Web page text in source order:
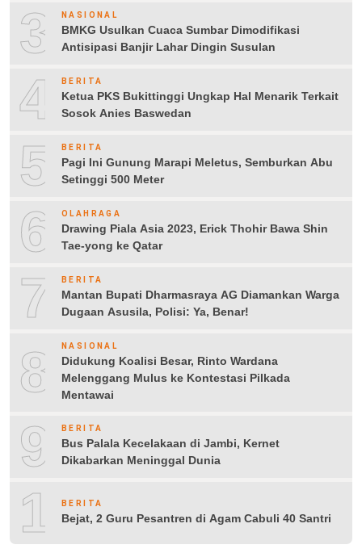
3 NASIONAL
BMKG Usulkan Cuaca Sumbar Dimodifikasi
Antisipasi Banjir Lahar Dingin Susulan
4 BERITA
Ketua PKS Bukittinggi Ungkap Hal Menarik Terkait
Sosok Anies Baswedan
5 BERITA
Pagi Ini Gunung Marapi Meletus, Semburkan Abu
Setinggi 500 Meter
6 OLAHRAGA
Drawing Piala Asia 2023, Erick Thohir Bawa Shin
Tae-yong ke Qatar
7 BERITA
Mantan Bupati Dharmasraya AG Diamankan Warga
Dugaan Asusila, Polisi: Ya, Benar!
8 NASIONAL
Didukung Koalisi Besar, Rinto Wardana
Melenggang Mulus ke Kontestasi Pilkada
Mentawai
9 BERITA
Bus Palala Kecelakaan di Jambi, Kernet
Dikabarkan Meninggal Dunia
10BERITA
Bejat, 2 Guru Pesantren di Agam Cabuli 40 Santri